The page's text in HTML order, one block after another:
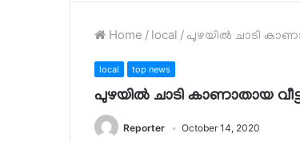
Home / local / പുഴയിൽ ചാടി
local top news
പുഴയിൽ ചാടി കാണാതായ
Reporter October 14, 2020